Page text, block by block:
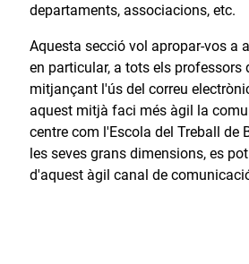
departaments, associacions, etc.​
Aquesta secció vol apropar-vos a
en particular, a tots els professors
mitjançant l'ús del correu
aquest mitjà faci més àgil la
centre com l'Escola del Treball de
les seves grans dimensions, es
d'aquest àgil canal de